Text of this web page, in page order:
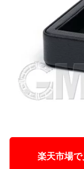
楽天市場で